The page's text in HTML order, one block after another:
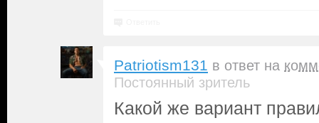
Patriotism131 в ответ на
Постоянный зритель
Какой же вариант